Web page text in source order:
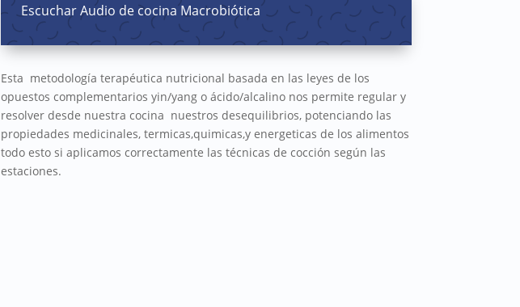
Escuchar Audio de cocina Macrobiótica
Esta metodología terapéutica nutricional basada en las leyes de los
opuestos complementarios yin/yang o ácido/alcalino nos permite regular y
resolver desde nuestra cocina nuestros desequilibrios, potenciando las
propiedades medicinales, termicas,quimicas,y energeticas de los alimentos
todo esto si aplicamos correctamente las técnicas de cocción según las
estaciones.